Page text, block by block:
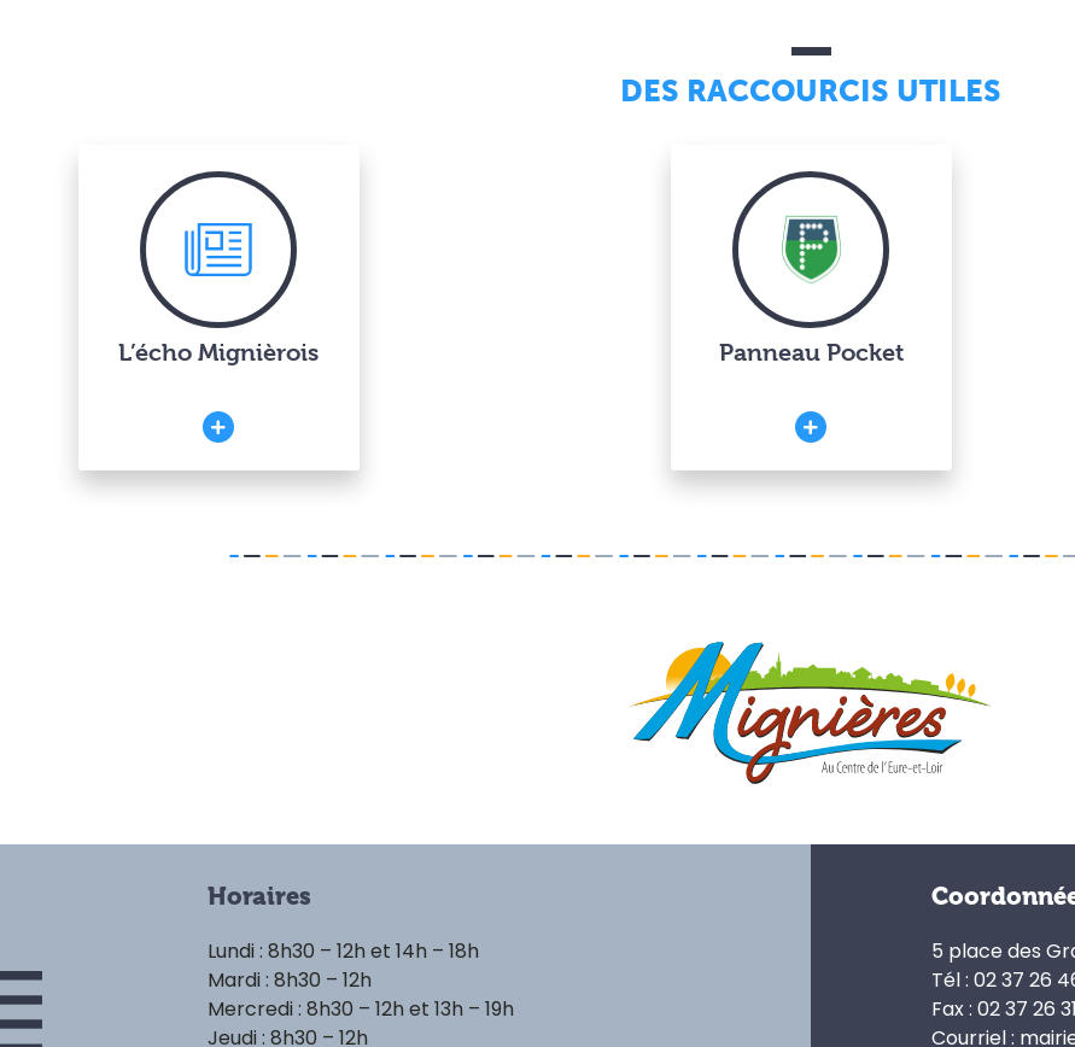
DES RACCOURCIS UTILES
L’écho Mignièrois Panneau Pocket
Horaires
Lundi : 8h30 – 12h et 14h – 18h
Mardi : 8h30 – 12h
Mercredi : 8h30 – 12h et 13h – 19h
Jeudi : 8h30 – 12h
5 place des
Tél : 02 37 26
Fax : 02 37 26
Courriel :